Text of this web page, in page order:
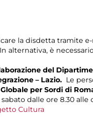
la disdetta tramite
In alternativa, è
del
– Lazio. Le
per Sordi di
dalle ore 8.30 alle
Cultura